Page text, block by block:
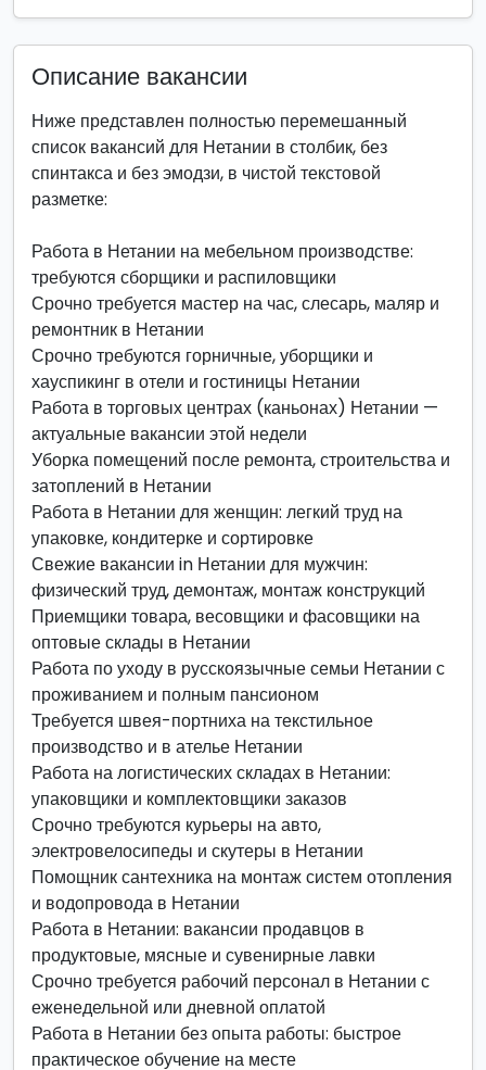
Описание вакансии
Ниже представлен полностью перемешанный
список вакансий для Нетании в столбик, без
спинтакса и без эмодзи, в чистой текстовой
разметке:
Работа в Нетании на мебельном производстве:
требуются сборщики и распиловщики
Срочно требуется мастер на час, слесарь, маляр и
ремонтник в Нетании
Срочно требуются горничные, уборщики и
хауспикинг в отели и гостиницы Нетании
Работа в торговых центрах (каньонах) Нетании —
актуальные вакансии этой недели
Уборка помещений после ремонта, строительства и
затоплений в Нетании
Работа в Нетании для женщин: легкий труд на
упаковке, кондитерке и сортировке
Свежие вакансии in Нетании для мужчин:
физический труд, демонтаж, монтаж конструкций
Приемщики товара, весовщики и фасовщики на
оптовые склады в Нетании
Работа по уходу в русскоязычные семьи Нетании с
проживанием и полным пансионом
Требуется швея-портниха на текстильное
производство и в ателье Нетании
Работа на логистических складах в Нетании:
упаковщики и комплектовщики заказов
Срочно требуются курьеры на авто,
электровелосипеды и скутеры в Нетании
Помощник сантехника на монтаж систем отопления
и водопровода в Нетании
Работа в Нетании: вакансии продавцов в
продуктовые, мясные и сувенирные лавки
Срочно требуется рабочий персонал в Нетании с
еженедельной или дневной оплатой
Работа в Нетании без опыта работы: быстрое
практическое обучение на месте